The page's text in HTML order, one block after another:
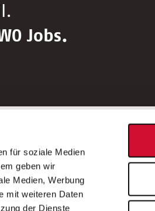
für soziale Medien
geben wir
Medien, Werbung
mit weiteren Daten
der Dienste
Jobs.
Bundesland
Bei Fragen
wenden Sie